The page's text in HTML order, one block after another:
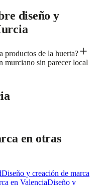
diseño y
productos de la huerta?
murciano sin parecer local
en otras
Diseño y creación de marca
en ValenciaDiseño y